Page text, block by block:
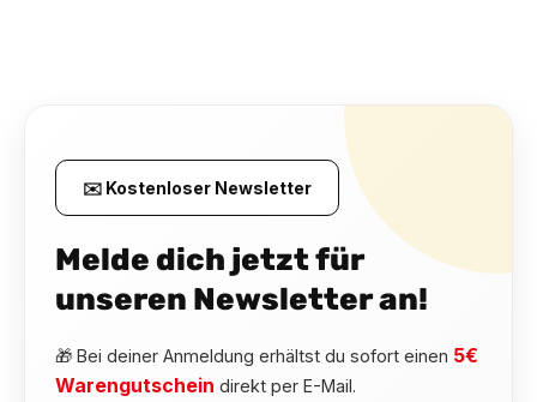
✉️ Kostenloser Newsletter
Melde dich jetzt für
unseren Newsletter an!
🎁 Bei deiner Anmeldung erhältst du sofort einen 5€
Warengutschein direkt per E-Mail.